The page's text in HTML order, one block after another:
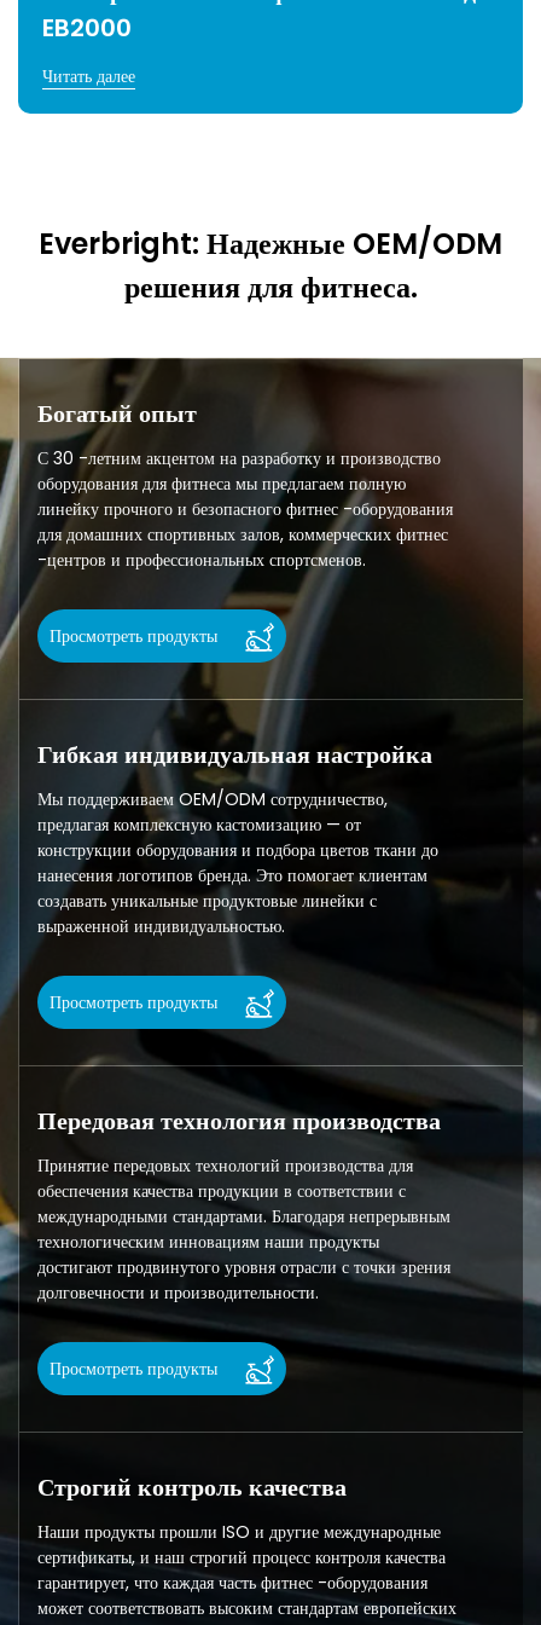
EB2000
Читать далее
Everbright: Надежные OEM/ODM
решения для фитнеса.
Богатый опыт
С 30 -летним акцентом на разработку и производство
оборудования для фитнеса мы предлагаем полную
линейку прочного и безопасного фитнес -оборудования
для домашних спортивных залов, коммерческих фитнес
-центров и профессиональных спортсменов.
Просмотреть продукты
Гибкая индивидуальная настройка
Мы поддерживаем OEM/ODM сотрудничество,
предлагая комплексную кастомизацию — от
конструкции оборудования и подбора цветов ткани до
нанесения логотипов бренда. Это помогает клиентам
создавать уникальные продуктовые линейки с
выраженной индивидуальностью.
Просмотреть продукты
Передовая технология производства
Принятие передовых технологий производства для
обеспечения качества продукции в соответствии с
международными стандартами. Благодаря непрерывным
технологическим инновациям наши продукты
достигают продвинутого уровня отрасли с точки зрения
долговечности и производительности.
Просмотреть продукты
Строгий контроль качества
Наши продукты прошли ISO и другие международные
сертификаты, и наш строгий процесс контроля качества
гарантирует, что каждая часть фитнес -оборудования
может соответствовать высоким стандартам европейских